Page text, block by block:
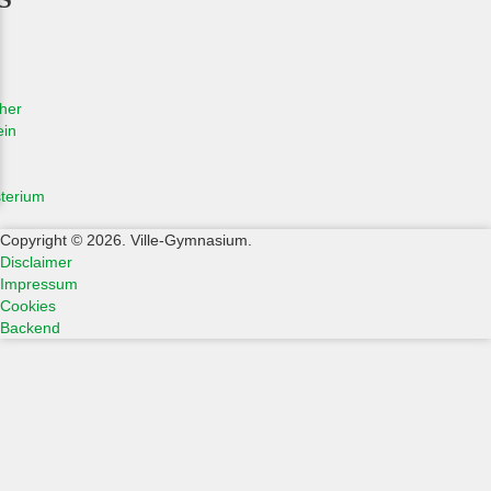
Copyright © 2026. Ville-Gymnasium.
Disclaimer
Impressum
Cookies
Backend